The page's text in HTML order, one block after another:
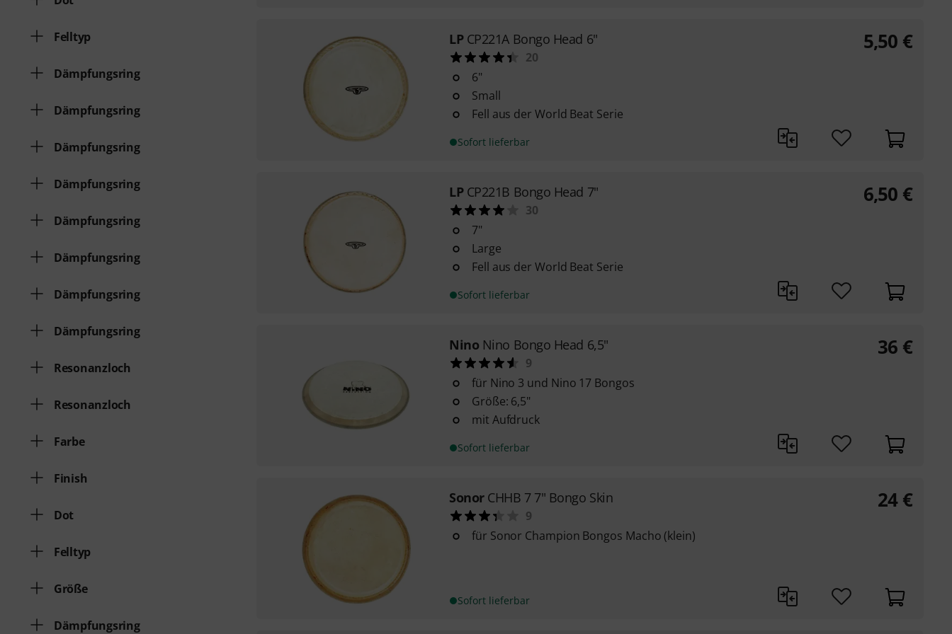
Felltyp
Dämpfungsring
Dämpfungsring
Dämpfungsring
Dämpfungsring
Dämpfungsring
Dämpfungsring
Dämpfungsring
Dämpfungsring
Resonanzloch
Resonanzloch
Farbe
Finish
Dot
Felltyp
Größe
Dämpfungsring
LP CP221A Bongo Head 6"
20
6"
Small
Fell aus der World Beat Serie
Sofort lieferbar
5,50 €
LP CP221B Bongo Head 7"
30
7"
Large
Fell aus der World Beat Serie
Sofort lieferbar
6,50 €
Nino Nino Bongo Head 6,5"
9
für Nino 3 und Nino 17 Bongos
Größe: 6,5"
mit Aufdruck
Sofort lieferbar
36 €
Sonor CHHB 7 7" Bongo Skin
9
für Sonor Champion Bongos Macho (klein)
Sofort lieferbar
24 €